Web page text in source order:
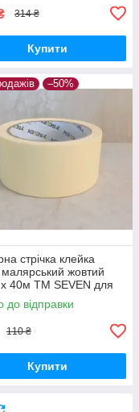
314 ₴
Купити
–50%
стрічка клейка
жовтий
40м ТМ SEVEN для
поверхонь від фарби
до відправки
110 ₴
Купити